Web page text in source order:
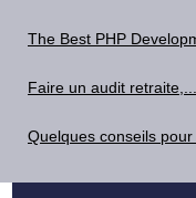
The Best PHP
Faire un audit retraite,...
Quelques conseils pour